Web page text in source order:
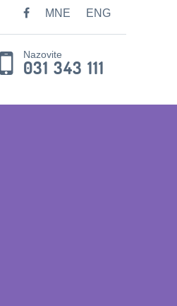
MNE ENG
Nazovite
031 343 111